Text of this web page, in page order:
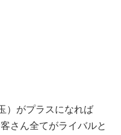
）がプラスになれば
さん全てがライバルと